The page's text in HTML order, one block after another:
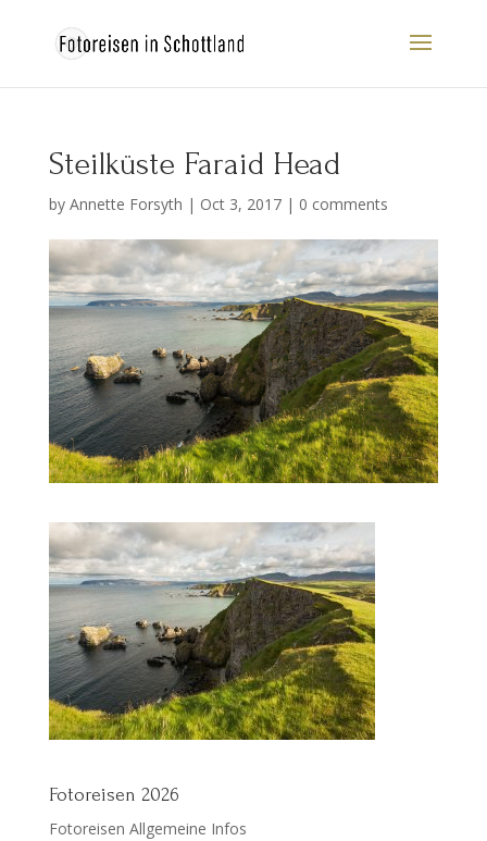
Steilküste Faraid Head
by Annette Forsyth | Oct 3, 2017| 0 comments
Fotoreisen 2026
Fotoreisen Allgemeine Infos